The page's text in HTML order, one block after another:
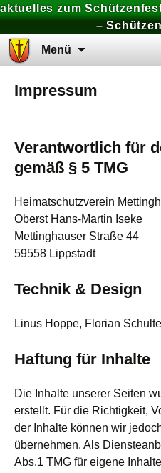
aktuelles zum
–
Menü
Impressum
Verantwortlich für
gemäß § 5 TMG
Heimatschutzverein
Oberst Hans-Martin Iseke
Mettinghauser Straße 44
59558 Lippstadt
Technik & Design
Linus Hoppe, Florian Schulte
Haftung für Inhalte
Die Inhalte unserer Seiten
erstellt. Für die Richtigkeit,
der Inhalte können wir
übernehmen. Als
Abs.1 TMG für eigene